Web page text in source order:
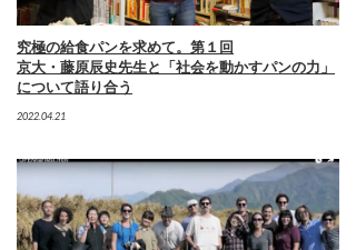
究極の給食パンを求めて。第１回
京大・藤原辰史先生と「社会を動かすパンの力」
について語り合う
2022.04.21